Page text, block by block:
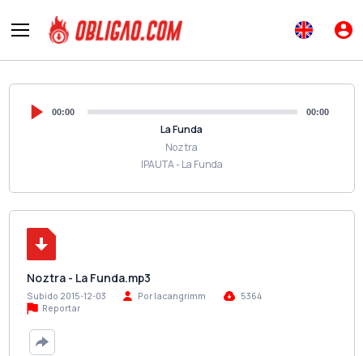
00:00 00:00
La Funda
Noztra
IPAUTA - La Funda
Noztra - La Funda.mp3
Subido 2015-12-03 Por lacangrimm
5364
Reportar